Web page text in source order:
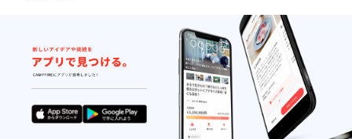
事を寄せてくださって
います。こちらの舞台
は、イランと国境線を
共有するパキスタンの
西方・バローチスター
ン。同地方の勇壮な詞
ぎるんです。教科書か
本にでもなっちゃいそ
うな原稿です。 多く
の民族が暮らすアフガ
ニスタンの音楽は、
様々に新たな要素を加